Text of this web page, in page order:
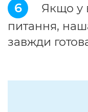
6
Якщо у
питання,
завжди